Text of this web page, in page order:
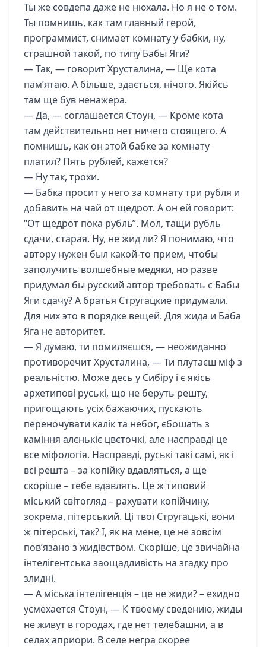
Ты же совдепа даже не нюхала. Но я не о том.
Ты помнишь, как там главный герой,
программист, снимает комнату у бабки, ну,
страшной такой, по типу Бабы Яги?
— Так, — говорит Хрусталина, — Ще кота
пам’ятаю. А більше, здається, нічого. Якійсь
там ще був ненажера.
— Да, — соглашается Стоун, — Кроме кота
там действительно нет ничего стоящего. А
помнишь, как он этой бабке за комнату
платил? Пять рублей, кажется?
— Ну так, трохи.
— Бабка просит у него за комнату три рубля и
добавить на чай от щедрот. А он ей говорит:
“От щедрот пока рубль”. Мол, тащи рубль
сдачи, старая. Ну, не жид ли? Я понимаю, что
автору нужен был какой-то прием, чтобы
заполучить волшебные медяки, но разве
придумал бы русский автор требовать с Бабы
Яги сдачу? А братья Стругацкие придумали.
Для них это в порядке вещей. Для жида и Баба
Яга не авторитет.
— Я думаю, ти помиляєшся, — неожиданно
противоречит Хрусталина, — Ти плутаєш міф з
реальністю. Може десь у Сибіру і є якісь
архетипові руські, що не беруть решту,
пригощають усіх бажаючих, пускають
переночувати калік та небог, єбошать з
каміння алєнькіє цвєточкі, але насправді це
все міфологія. Насправді, руські такі самі, як і
всі решта – за копійку вдавляться, а ще
скоріше – тебе вдавлять. Це ж типовий
міський світогляд – рахувати копійчину,
зокрема, пітерський. Ці твої Стругацькі, вони
ж пітерські, так? І, як на мене, це не зовсім
пов’язано з жидівством. Скоріше, це звичайна
інтелігентська заощадливість на згадку про
злидні.
— А міська інтелігенція – це не жиди? – ехидно
усмехается Стоун, — К твоему сведению, жиды
не живут в городах, где нет телебашни, а в
селах априори. В селе негра скорее